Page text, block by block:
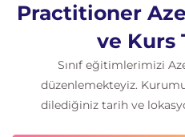
Practitioner
ve Kurs
Sınıf eğitimlerimizi
düzenlemekteyiz.
dilediğiniz tarih ve